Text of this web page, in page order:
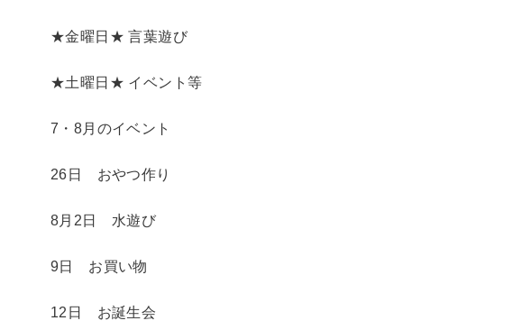
★金曜日★ 言葉遊び
★土曜日★ イベント等
7・8月のイベント
26日 おやつ作り
8月2日 水遊び
9日 お買い物
12日 お誕生会